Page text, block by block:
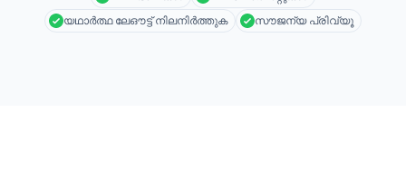
യഥാർത്ഥ ലേഔട്ട് നിലനിർത്തുക
സൗജന്യ പ്രിവ്യൂ